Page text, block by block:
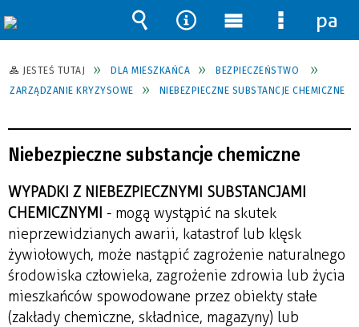
JESTEŚ TUTAJ DLA MIESZKAŃCA
BEZPIECZEŃSTWO
ZARZĄDZANIE KRYZYSOWE
NIEBEZPIECZNE SUBSTANCJE CHEMICZNE
Niebezpieczne substancje chemiczne
WYPADKI Z NIEBEZPIECZNYMI SUBSTANCJAMI
CHEMICZNYMI - mogą wystąpić na skutek
nieprzewidzianych awarii, katastrof lub klęsk
żywiołowych, może nastąpić zagrożenie naturalnego
środowiska człowieka, zagrożenie zdrowia lub życia
mieszkańców spowodowane przez obiekty stałe
(zakłady chemiczne, składnice, magazyny) lub
Wyszukiwarka
Narzędzia
Menu
główne
Menu